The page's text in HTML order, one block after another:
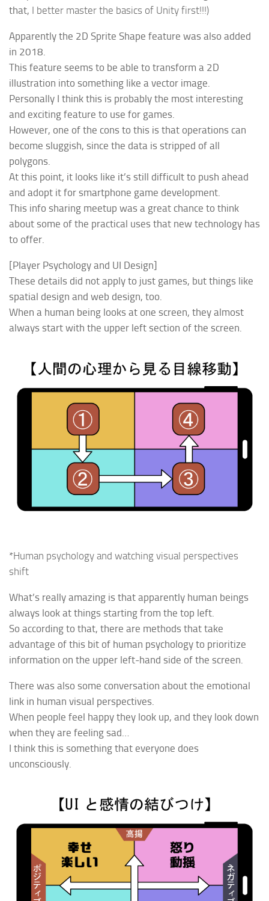
that, I better master the basics of Unity first!!!)
Apparently the 2D Sprite Shape feature was also added
in 2018.
This feature seems to be able to transform a 2D
illustration into something like a vector image.
Personally I think this is probably the most interesting
and exciting feature to use for games.
However, one of the cons to this is that operations can
become sluggish, since the data is stripped of all
polygons.
At this point, it looks like it’s still difficult to push ahead
and adopt it for smartphone game development.
This info sharing meetup was a great chance to think
about some of the practical uses that new technology has
to offer.
[Player Psychology and UI Design]
These details did not apply to just games, but things like
spatial design and web design, too.
When a human being looks at one screen, they almost
always start with the upper left section of the screen.
*Human psychology and watching visual perspectives
shift
What’s really amazing is that apparently human beings
always look at things starting from the top left.
So according to that, there are methods that take
advantage of this bit of human psychology to prioritize
information on the upper left-hand side of the screen.
There was also some conversation about the emotional
link in human visual perspectives.
When people feel happy they look up, and they look down
when they are feeling sad…
I think this is something that everyone does
unconsciously.